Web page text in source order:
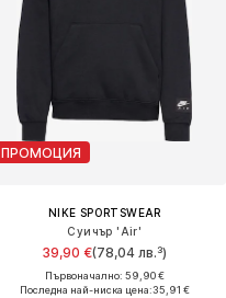
ПРОМОЦИЯ
NIKE SPORTSWEAR
Суичър 'Air'
39,90 €(78,04 лв.³)
Първоначално: 59,90 €
Последна най-ниска цена:35,91 €